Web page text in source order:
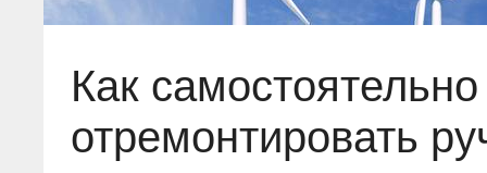
Как самостоятельно
отремонтировать